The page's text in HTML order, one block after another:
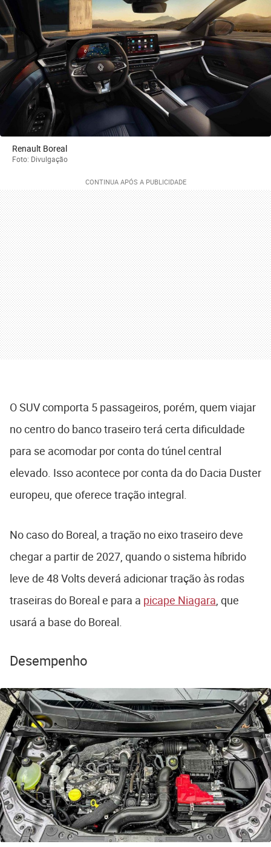
Renault Boreal
Foto: Divulgação
O SUV comporta 5 passageiros, porém, quem viajar
no centro do banco traseiro terá certa dificuldade
para se acomodar por conta do túnel central
elevado. Isso acontece por conta da do Dacia Duster
europeu, que oferece tração integral.
No caso do Boreal, a tração no eixo traseiro deve
chegar a partir de 2027, quando o sistema híbrido
leve de 48 Volts deverá adicionar tração às rodas
traseiras do Boreal e para a picape Niagara, que
usará a base do Boreal.
Desempenho